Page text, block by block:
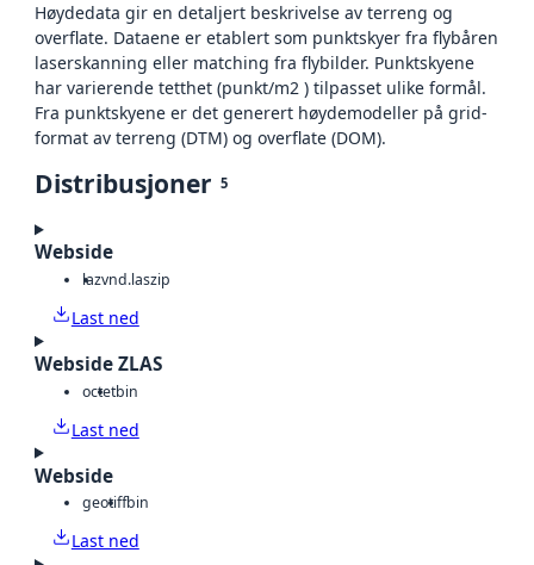
Høydedata gir en detaljert beskrivelse av terreng og
overflate. Dataene er etablert som punktskyer fra flybåren
laserskanning eller matching fra flybilder. Punktskyene
har varierende tetthet (punkt/m2 ) tilpasset ulike formål.
Fra punktskyene er det generert høydemodeller på grid-
format av terreng (DTM) og overflate (DOM).
Distribusjoner 5
Webside
lazvnd.laszip
Last ned
Webside ZLAS
octetbin
Last ned
Webside
geotiffbin
Last ned